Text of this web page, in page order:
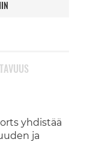
yhdistää
ja